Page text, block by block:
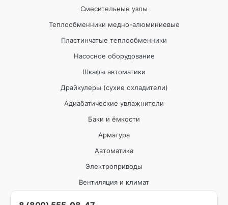
Смесительные узлы
Теплообменники медно-алюминиевые
Пластинчатые теплообменники
Насосное оборудование
Шкафы автоматики
Драйкулеры (сухие охладители)
Адиабатические увлажнители
Баки и ёмкости
Арматура
Автоматика
Электроприводы
Вентиляция и климат